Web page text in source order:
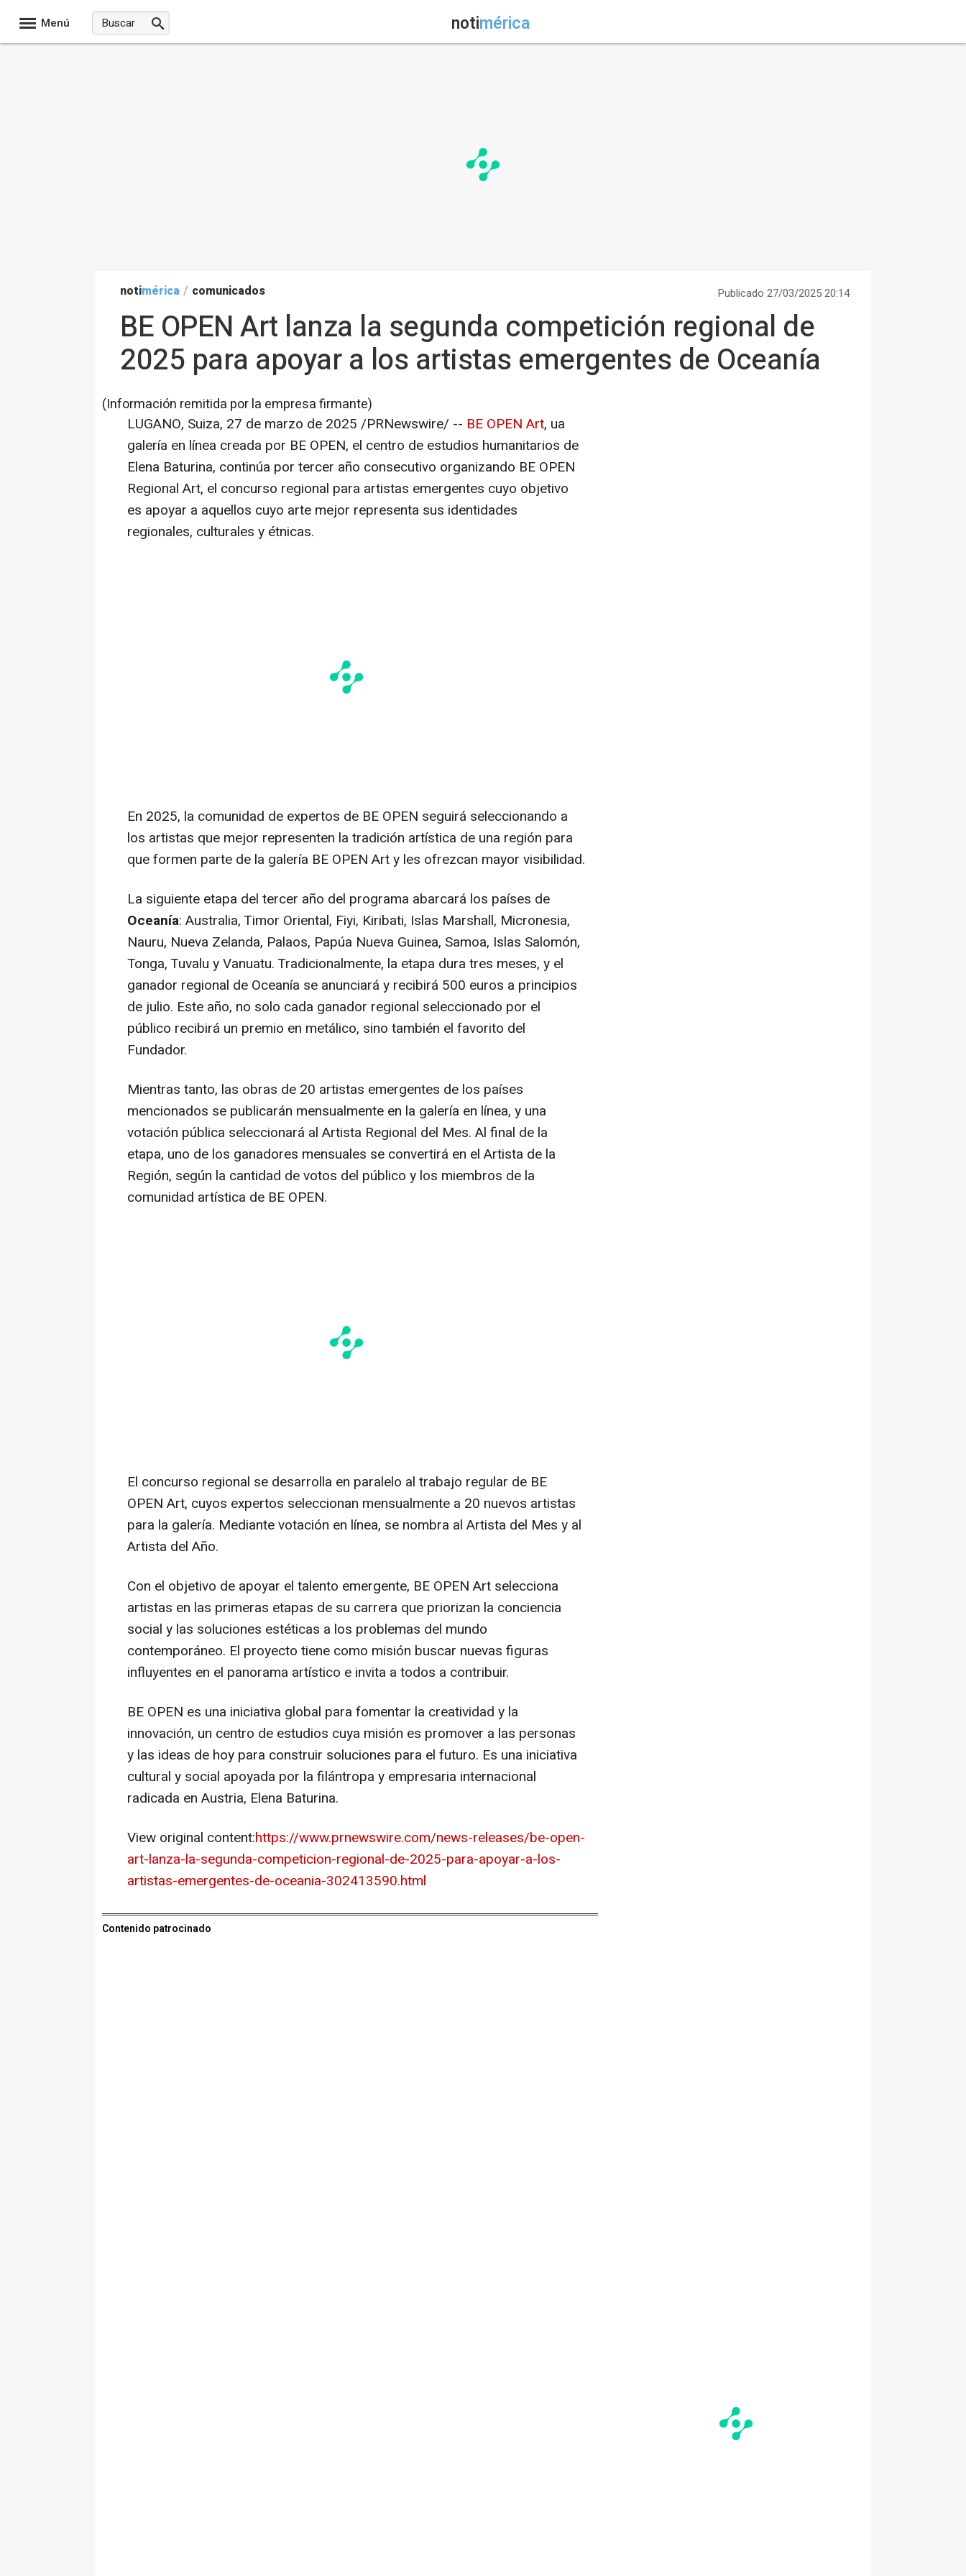
Menú notimérica
notimérica / comunicados Publicado 27/03/2025 20:14
BE OPEN Art lanza la segunda competición regional de
2025 para apoyar a los artistas emergentes de Oceanía
(Información remitida por la empresa firmante)
LUGANO, Suiza, 27 de marzo de 2025 /PRNewswire/ -- BE OPEN Art, ua
galería en línea creada por BE OPEN, el centro de estudios humanitarios de
Elena Baturina, continúa por tercer año consecutivo organizando BE OPEN
Regional Art, el concurso regional para artistas emergentes cuyo objetivo
es apoyar a aquellos cuyo arte mejor representa sus identidades
regionales, culturales y étnicas.
En 2025, la comunidad de expertos de BE OPEN seguirá seleccionando a
los artistas que mejor representen la tradición artística de una región para
que formen parte de la galería BE OPEN Art y les ofrezcan mayor visibilidad.
La siguiente etapa del tercer año del programa abarcará los países de
Oceanía: Australia, Timor Oriental, Fiyi, Kiribati, Islas Marshall, Micronesia,
Nauru, Nueva Zelanda, Palaos, Papúa Nueva Guinea, Samoa, Islas Salomón,
Tonga,Tuvalu yVanuatu. Tradicionalmente, la etapa dura tres meses, y el
ganador regional de Oceanía se anunciará y recibirá 500 euros a principios
de julio. Este año, no solo cada ganador regional seleccionado por el
público recibirá un premio en metálico, sino también el favorito del
Fundador.
Mientras tanto, las obras de 20 artistas emergentes de los países
mencionados se publicarán mensualmente en la galería en línea, y una
votación pública seleccionará al Artista Regional del Mes. Al final de la
etapa, uno de los ganadores mensuales se convertirá en el Artista de la
Región, según la cantidad de votos del público y los miembros de la
comunidad artística de BE OPEN.
El concurso regional se desarrolla en paralelo al trabajo regular de BE
OPEN Art, cuyos expertos seleccionan mensualmente a 20 nuevos artistas
para la galería. Mediante votación en línea, se nombra al Artista del Mes y al
Artista del Año.
Con el objetivo de apoyar el talento emergente, BE OPEN Art selecciona
artistas en las primeras etapas de su carrera que priorizan la conciencia
social y las soluciones estéticas a los problemas del mundo
contemporáneo. El proyecto tiene como misión buscar nuevas figuras
influyentes en el panorama artístico e invita a todos a contribuir.
BE OPEN es una iniciativa global para fomentar la creatividad y la
innovación, un centro de estudios cuya misión es promover a las personas
y las ideas de hoy para construir soluciones para el futuro. Es una iniciativa
cultural y social apoyada por la filántropa y empresaria internacional
radicada en Austria, Elena Baturina.
View original content:https://www.prnewswire.com/news-releases/be-open-
art-lanza-la-segunda-competicion-regional-de-2025-para-apoyar-a-los-
artistas-emergentes-de-oceania-302413590.html
Contenido patrocinado